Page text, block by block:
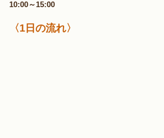
10:00～15:00
〈1日の流れ〉